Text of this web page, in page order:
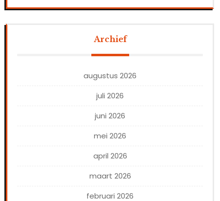
Archief
augustus 2026
juli 2026
juni 2026
mei 2026
april 2026
maart 2026
februari 2026